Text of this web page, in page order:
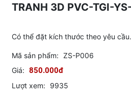
TRANH 3D PVC-TGI-
Có thể đặt kích thước theo yêu
Mã sản phẩm: ZS-P006
Giá: 850.000đ
Lượt xem: 9935